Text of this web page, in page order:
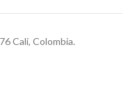
Cali, Colombia.